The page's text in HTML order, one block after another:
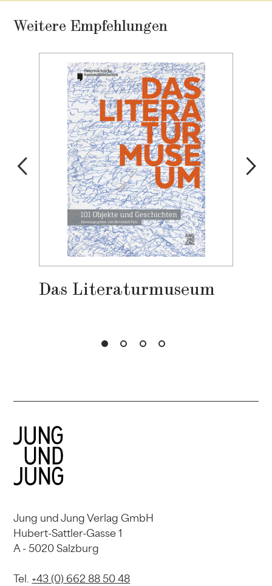
Weitere Empfehlungen
Das Literaturmuseum
Jung und Jung Verlag GmbH
Hubert-Sattler-Gasse 1
A - 5020 Salzburg
Tel. +43 (0) 662 88 50 48